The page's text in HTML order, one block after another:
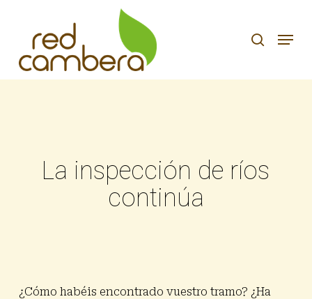
content
Menu
La inspección de ríos
continúa
¿Cómo habéis encontrado vuestro tramo? ¿Ha